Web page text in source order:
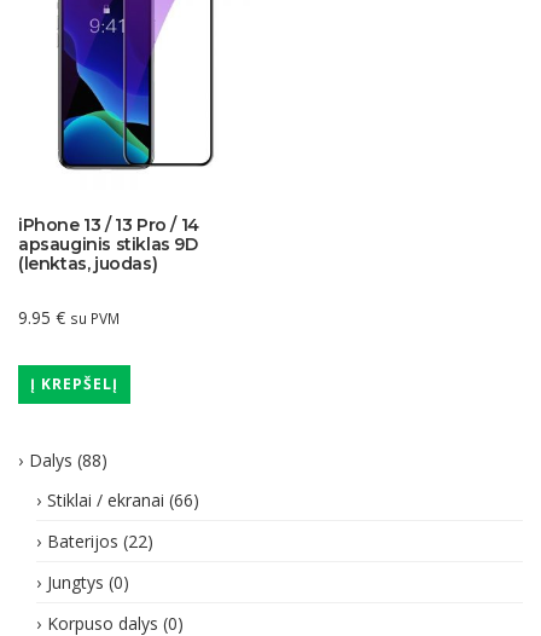
iPhone 13 / 13 Pro / 14
apsauginis stiklas 9D
(lenktas, juodas)
9.95 € su PVM
Į KREPŠELĮ
Dalys (88)
Stiklai / ekranai (66)
Baterijos (22)
Jungtys (0)
Korpuso dalys (0)